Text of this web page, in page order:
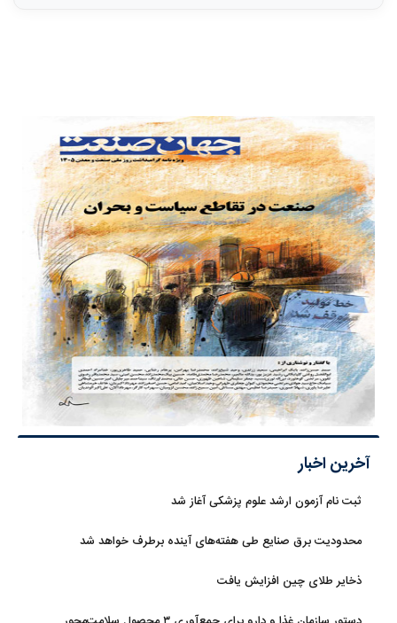
آخرین اخبار
ثبت نام آزمون ارشد علوم پزشکی آغاز شد
محدودیت‌ برق صنایع طی هفته‌های آینده برطرف خواهد شد
ذخایر طلای چین افزایش یافت